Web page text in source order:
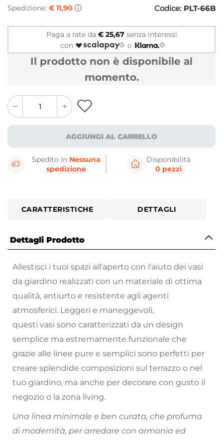
Spedizione: € 11,90 Codice: PLT-66B
Paga a rate da € 25,67senza interessi
con
o
Il prodotto non è disponibile al
momento.
quantity
button
quantity
minus
button
AGGIUNGI AL CARRELLO
Spedito in Nessuna
spedizione
Disponibilità
0 pezzi
CARATTERISTICHE DETTAGLI
Dettagli Prodotto
Allestisci i tuoi spazi all'aperto con l'aiuto dei vasi
da giardino realizzati con un materiale di ottima
qualità, antiurto e resistente agli agenti
atmosferici. Leggeri e maneggevoli,
questi vasi sono caratterizzati da un design
semplice ma estremamente funzionale che
grazie alle linee pure e semplici sono perfetti per
creare splendide composizioni sul terrazzo o nel
tuo giardino, ma anche per decorare con gusto il
negozio o la zona living.
Una linea minimale e ben curata, che profuma
di modernità, per arredare con armonia ed